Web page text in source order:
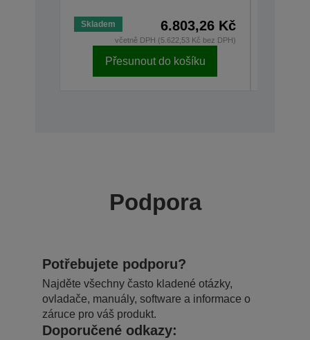
Skladem 6.803,26 Kč
včetně DPH (5.622,53 Kč bez DPH)
Přesunout do košíku
Podpora
Potřebujete podporu?
Najděte všechny často kladené otázky,
ovladače, manuály, software a informace o
záruce pro váš produkt.
Doporučené odkazy: